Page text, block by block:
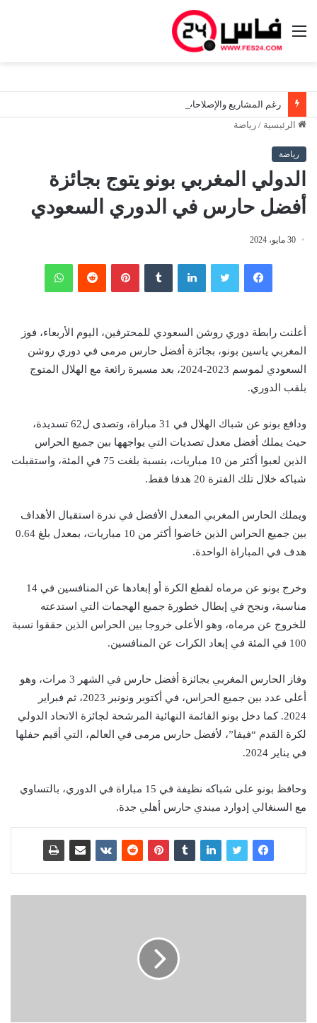
القائمة
الرئيسية / رياضة
رياضة
الدولي المغربي بونو يتوج بجائزة
أفضل حارس في الدوري السعودي
30 مايو، 2024
فيسبوك لينكدإن بينتيريست
أعلنت رابطة دوري روشن السعودي للمحترفين، اليوم الأربعاء، فوز
المغربي ياسين بونو، بجائزة أفضل حارس مرمى في دوري روشن
السعودي لموسم 2023-2024، بعد مسيرة رائعة مع الهلال المتوج
بلقب الدوري.
ودافع بونو عن شباك الهلال في 31 مباراة، وتصدى ل62 تسديدة،
حيث يملك أفضل معدل تصديات التي يواجهها بين جميع الحراس
الذين لعبوا أكثر من 10 مباريات، بنسبة بلغت 75 في المئة، واستقبلت
شباكه خلال تلك الفترة 20 هدفا فقط.
ويملك الحارس المغربي المعدل الأفضل في ندرة استقبال الأهداف
بين جميع الحراس الذين خاضوا أكثر من 10 مباريات، بمعدل بلغ 0.64
هدف في المباراة الواحدة.
وخرج بونو عن مرماه لقطع الكرة أو إبعادها عن المنافسين في 14
مناسبة، ونجح في إبطال خطورة جميع الهجمات التي استدعته
للخروج عن مرماه، وهو الأعلى خروجا بين الحراس الذين حققوا نسبة
100 في المئة في إبعاد الكرات عن المنافسين.
وفاز الحارس المغربي بجائزة أفضل حارس في الشهر 3 مرات، وهو
أعلى عدد بين جميع الحراس، في أكتوبر ونونبر 2023، ثم فبراير
2024. كما دخل بونو القائمة النهائية المرشحة لجائزة الاتحاد الدولي
لكرة القدم “فيفا”، لأفضل حارس مرمى في العالم، التي أقيم حفلها
في يناير 2024.
وحافظ بونو على شباكه نظيفة في 15 مباراة في الدوري، بالتساوي
مع السنغالي إدوارد ميندي حارس أهلي جدة.